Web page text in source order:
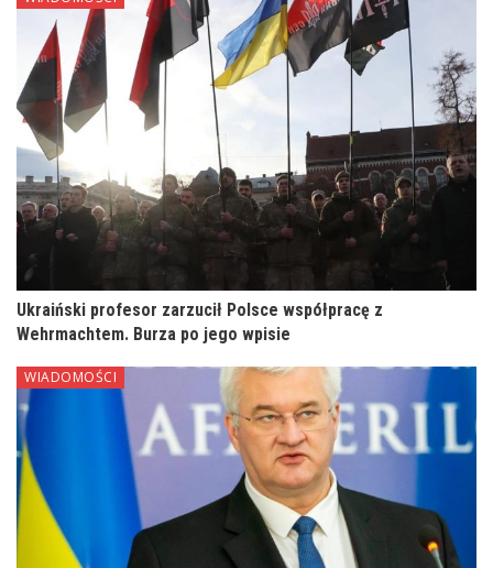
Ukraiński profesor zarzucił Polsce współpracę z
Wehrmachtem. Burza po jego wpisie
WIADOMOŚCI